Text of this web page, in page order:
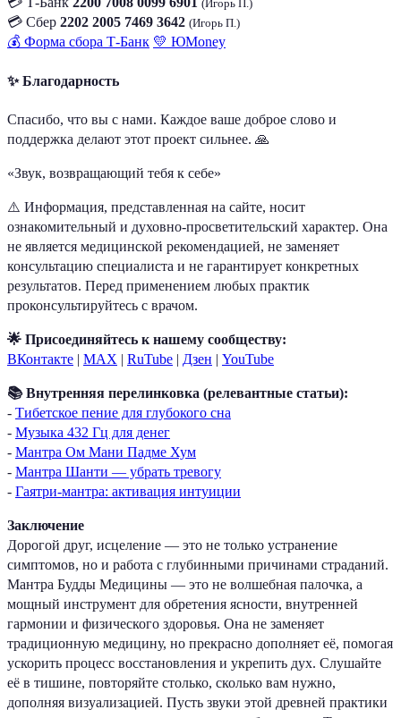
(Игорь П.)
💳 Сбер 2202 2005 7469 3642 (Игорь П.)
💰 Форма сбора Т-Банк 💛 ЮMoney
✨ Благодарность
Спасибо, что вы с нами. Каждое ваше доброе слово и
поддержка делают этот проект сильнее. 🙏
«Звук, возвращающий тебя к себе»
⚠️ Информация, представленная на сайте, носит
ознакомительный и духовно-просветительский характер. Она
не является медицинской рекомендацией, не заменяет
консультацию специалиста и не гарантирует конкретных
результатов. Перед применением любых практик
проконсультируйтесь с врачом.
🌟 Присоединяйтесь к нашему сообществу:
ВКонтакте | MAX | RuTube | Дзен | YouTube
📚 Внутренняя перелинковка (релевантные статьи):
- Тибетское пение для глубокого сна
- Музыка 432 Гц для денег
- Мантра Ом Мани Падме Хум
- Мантра Шанти — убрать тревогу
- Гаятри-мантра: активация интуиции
Заключение
Дорогой друг, исцеление — это не только устранение
симптомов, но и работа с глубинными причинами страданий.
Мантра Будды Медицины — это не волшебная палочка, а
мощный инструмент для обретения ясности, внутренней
гармонии и физического здоровья. Она не заменяет
традиционную медицину, но прекрасно дополняет её, помогая
ускорить процесс восстановления и укрепить дух. Слушайте
её в тишине, повторяйте столько, сколько вам нужно,
дополняя визуализацией. Пусть звуки этой древней практики